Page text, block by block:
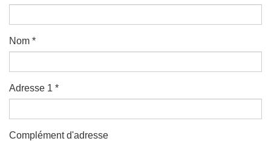
Nom *
Adresse 1 *
Complément d'adresse